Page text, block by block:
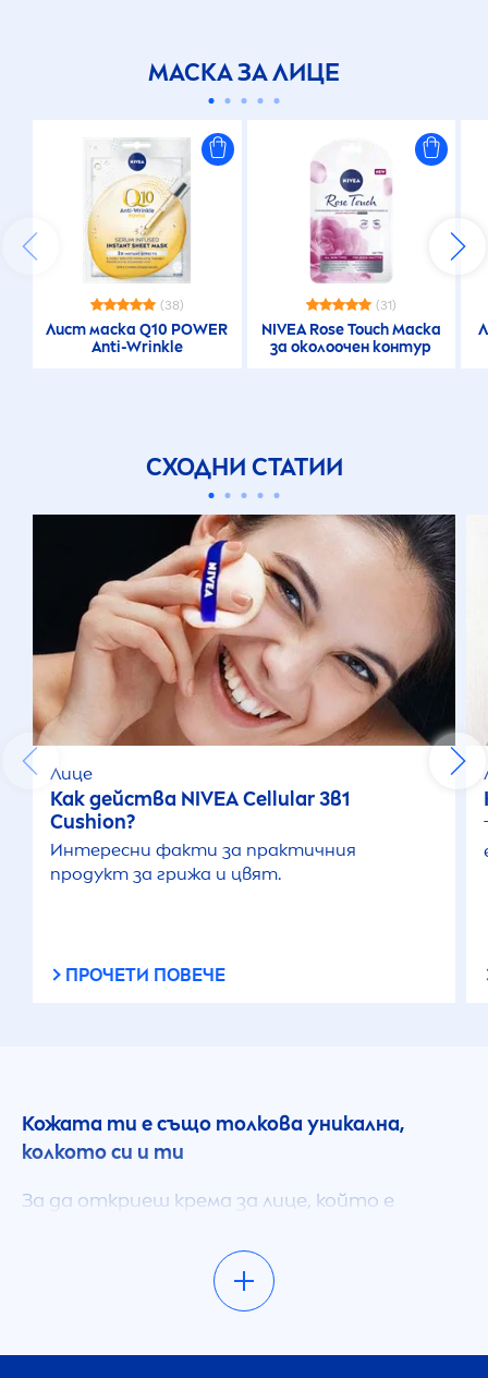
МАСКА ЗА ЛИЦЕ
(38)
Лист маска Q10 POWER
Anti-Wrinkle
(31)
NIVEA RoseTouch Маска
за околоочен контур
СХОДНИ СТАТИИ
Лице
Как действа NIVEACellular3в1
Cushion?
Интересни факти за практичния
продукт за грижа и цвят.
ПРОЧЕТИ ПОВЕЧЕ
Кожата ти е също толкова уникална,
колкото си и ти
За да откриеш крема за лице, който е
ти, трябва да познаваш своя тип кожа. Това
е единствения начин да избереш продукти
за грижа за лицето, които са подходящи за